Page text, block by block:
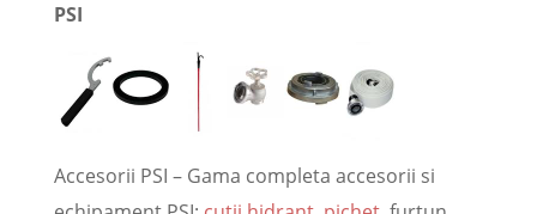
PSI
Accesorii PSI – Gama completa accesorii si